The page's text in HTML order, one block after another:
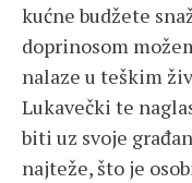
kućne budžete
doprinosom
nalaze u teškim
Lukavečki te
biti uz svoje
najteže, što je